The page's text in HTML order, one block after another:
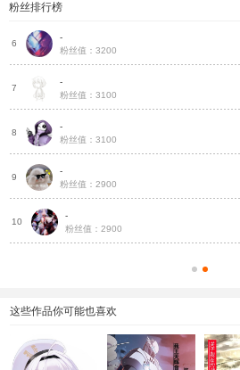
粉丝排行榜
6
-
粉丝值：3200
7
-
粉丝值：3100
8
-
粉丝值：3100
9
-
粉丝值：2900
10
-
粉丝值：2900
这些作品你可能也喜欢